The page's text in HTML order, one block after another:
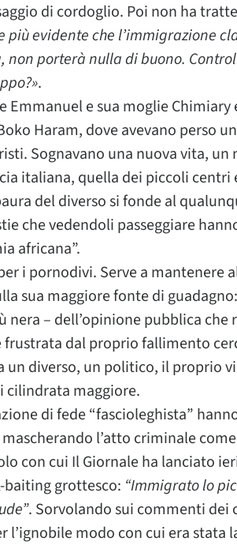
di cordoglio. Poi non ha
più evidente che l’immigrazione
non porterà nulla di buono.
.
Emmanuel e sua moglie Chimiary
Haram, dove avevano perso
Sognavano una nuova vita, un
italiana, quella dei piccoli centri
del diverso si fonde al
che vedendoli passeggiare
africana”.
i pornodivi. Serve a mantenere
sua maggiore fonte di
nera – dell’opinione pubblica che
frustrata dal proprio fallimento
un diverso, un politico, il proprio
cilindrata maggiore.
di fede “fascioleghista”
l’atto criminale
con cui Il Giornale ha lanciato
baiting grottesco: “Immigrato lo
. Sorvolando sui commenti dei
modo con cui era stata